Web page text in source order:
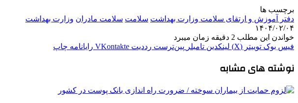
برچسب ها
دفتر آموزش و ارتقای سلامت وزارت بهداشت سلامت سلامت مادران وزارت بهداشت
۱۴۰۴/۰۲/۰۴
خواندن این مطلب 2 دقیقه زمان میبرد
فیس بوک توییتر (X) لینکدین ‫تامبلر ‫پین‌ترست ‫رددیت ‫VKontakte رایانامه چاپ
نوشته های مشابه